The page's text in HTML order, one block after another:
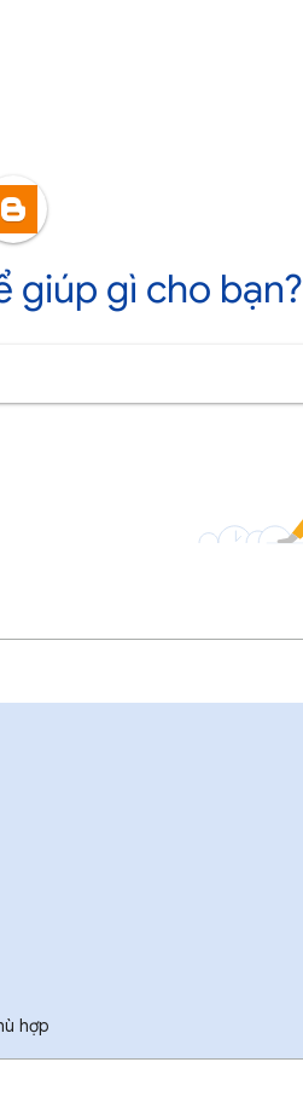
giúp gì cho bạn?
hợp